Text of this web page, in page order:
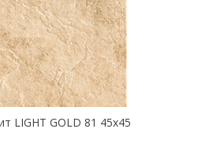
LIGHT GOLD 81 45х45